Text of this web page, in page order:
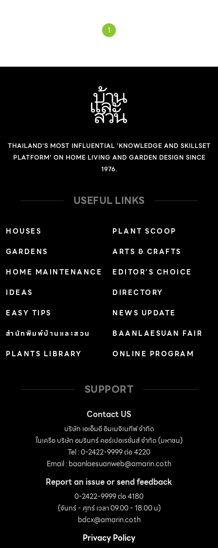
แล้ว แต่ความรู้สึกราวกับว่าเหมือนเราเพิ่งนั่งคุยกันไปเมื่อวาน
ด้วยท่วงท่าที่สบาย ๆ กับการพูดคุยอย่างเป็นกันเอง ทำให้เรา
ทำงานของเขาจนกินเวลาเป็นชั่วโมง ๆ ท่ามกลางสายลมพัด
กระตือรือร้นของเขาที่จะพาเราเดินไปดูดีเทลต่าง ๆ ที่เขา
ออกแบบด้วยความภูมิใจ หนึ่งในคีย์เวิร์ดที่เรารู้สึกว่าคุณบั๊ม
ต่างจากสถาปนิกคนอื่น คือการออกแบบที่เริ่มจากสิ่งแวดล้อม
ก่อนที่จะคำนึงว่างานที่จะออกแบบนั้นจะสวยแค่ไหน จะหน้าตา
เป็นอย่างไร เขามักจะเลือกวางแผนก่อนเสมอว่าจะทำอย่างไร
ไปจนถึงวัสดุที่เลือกมาใช้ก็ต้องทำลายธรรมชาติให้น้อยที่สุด
เดียวกับธรรมชาติจะยังคงอยู่ และไม่ว่าเมื่อใดที่เรานึกถึง แค่
ก้าวไปในสเปซนั้น ๆ ที่คุณบั๊มทิ้งไว้ เราก็จะสามารถรับรู้ได้ถึง
ดิโอมิติ ขึ้นในปี 2553 ด้วยความเชื่อที่ว่า สถาปัตยกรรม
สามารถเข้าไปแก้ปัญหาและยกระดับคุณภาพชีวิตและความ
มิติต่างๆ ในการรับรู้ของมนุษย์ รวมถึงบริบททางสภาพ
1
THAILAND'S MOST INFLUENTIAL 'KNOWLEDGE AND SKILLSET
PLATFORM' ON HOME LIVING AND GARDEN DESIGN SINCE
1976.
USEFUL LINKS
HOUSES
GARDENS
HOME MAINTENANCE
IDEAS
EASY TIPS
สำนักพิมพ์บ้านและสวน
PLANTS LIBRARY
PLANT SCOOP
ARTS & CRAFTS
EDITOR’S CHOICE
DIRECTORY
NEWS UPDATE
BAANLAESUAN FAIR
ONLINE PROGRAM
SUPPORT
Contact US
บริษัท เอเอ็มอี อิมเมจิเนทีฟ จำกัด
ในเครือ บริษัท อมรินทร์ คอร์เปอเรชั่นส์ จำกัด (มหาชน)
Tel : 0-2422-9999 ต่อ 4220
Email :baanlaesuanweb@amarin.co.th
Report an issue or send feedback
0-2422-9999 ต่อ 4180
(จันทร์ - ศุกร์ เวลา 09.00 - 18.00 น)
bdcx@amarin.co.th
Privacy Policy